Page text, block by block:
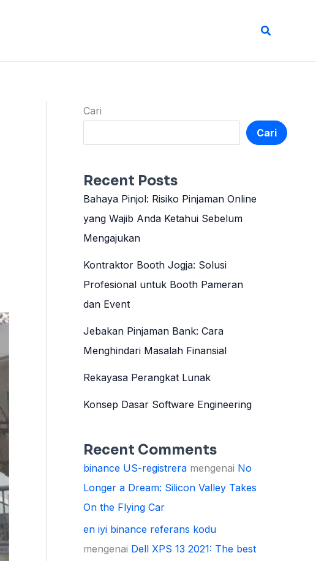
Cari
Cari
Cari
Recent Posts
Bahaya Pinjol: Risiko Pinjaman Online
yang Wajib Anda Ketahui Sebelum
Mengajukan
Kontraktor Booth Jogja: Solusi
Profesional untuk Booth Pameran
dan Event
Jebakan Pinjaman Bank: Cara
Menghindari Masalah Finansial
Rekayasa Perangkat Lunak
Konsep Dasar Software Engineering
Recent Comments
binance US-registrera mengenai No
Longer a Dream: Silicon Valley Takes
On the Flying Car
en iyi binance referans kodu
mengenai Dell XPS 13 2021: The best